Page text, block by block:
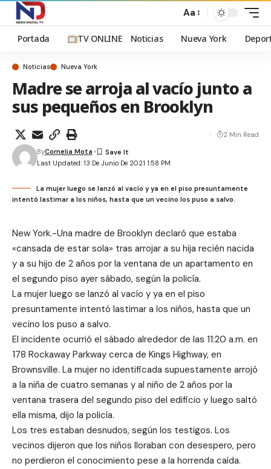
Aa
Portada TV ONLINE Noticias Nueva York
Noticias Nueva York
Madre se arroja al vacío junto a
sus pequeños en Brooklyn
Last Updated: 13 De Junio De 2021 1:58 PM
ByCornelia Mota
2 Min Read
La mujer luego se lanzó al vacío y ya en el piso presuntamente
intentó lastimar a los niños, hasta que un vecino los puso a salvo.
New York.-Una madre de Brooklyn declaró que estaba
«cansada de estar sola» tras arrojar a su hija recién nacida
y a su hijo de 2 años por la ventana de un apartamento en
el segundo piso ayer sábado, según la policía.
La mujer luego se lanzó al vacío y ya en el piso
presuntamente intentó lastimar a los niños, hasta que un
vecino los puso a salvo.
El incidente ocurrió el sábado alrededor de las 11:20 a.m. en
178 Rockaway Parkway cerca de Kings Highway, en
Brownsville. La mujer no identificada supuestamente arrojó
a la niña de cuatro semanas y al niño de 2 años por la
ventana trasera del segundo piso del edificio y luego saltó
ella misma, dijo la policía.
Los tres estaban desnudos, según los testigos. Los
vecinos dijeron que los niños lloraban con desespero, pero
no perdieron el conocimiento pese a la horrenda caída.